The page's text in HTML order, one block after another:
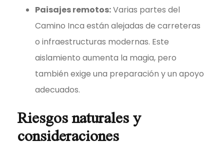
Paisajes remotos:Varias partes del
Camino Inca están alejadas de carreteras
o infraestructuras modernas. Este
aislamiento aumenta la magia, pero
también exige una preparación y un apoyo
adecuados.
Riesgos naturales y
consideraciones